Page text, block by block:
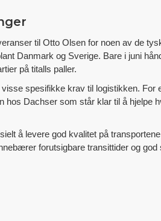
til Otto Olsen for noen av de
Danmark og Sverige. Bare i juni
på titalls paller.
spesifikke krav til logistikken.
hos Dachser som står klar til å hjelpe
å levere god kvalitet på
forutsigbare transittider og